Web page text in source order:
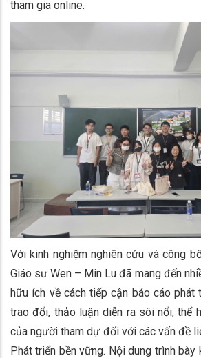
tham gia online.
Với kinh nghiệm nghiên cứu và công
Giáo sư Wen – Min Lu đã mang đến
hữu ích về cách tiếp cận báo cáo phát
trao đổi, thảo luận diễn ra sôi nổi, thể
của người tham dự đối với các vấn đề
Phát triển bền vững. Nội dung trình bày